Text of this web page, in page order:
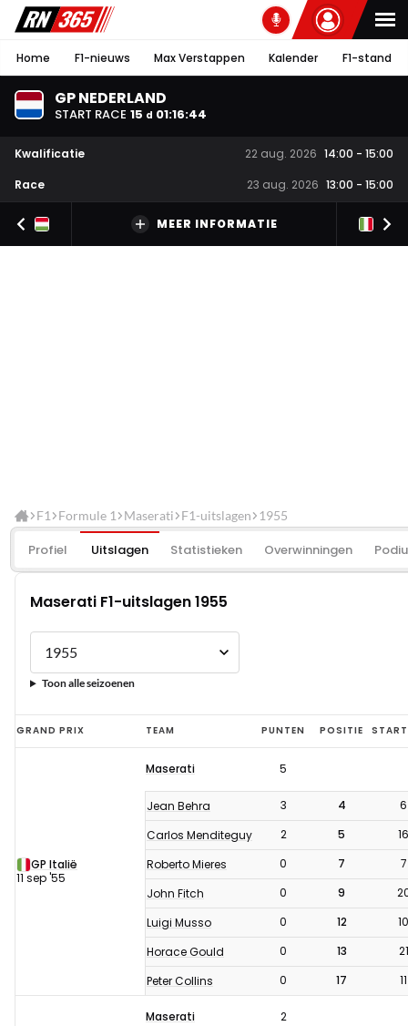
Home F1-nieuws Max Verstappen Kalender F1-stand
GP NEDERLAND
START RACE 15 d 01:16:44
Kwalificatie 22 aug. 2026 14:00 - 15:00
Race
23 aug. 2026 13:00 - 15:00
MEER INFORMATIE
F1 Formule 1 Maserati F1-uitslagen 1955
Profiel Uitslagen Statistieken Overwinningen
Maserati F1-uitslagen 1955
Toon alle seizoenen
Maserati
F1-
GRAND PRIX TEAM PUNTEN POSITIE
GP Italië
11 sep '55
Maserati 5
Jean Behra 3 4
6
Carlos Menditeguy
2 5
16
Roberto Mieres
0 7
7
John Fitch
0 9
Luigi Musso
0 12
10
Horace Gould
0 13
21
Peter Collins
0 17 11
Maserati 2